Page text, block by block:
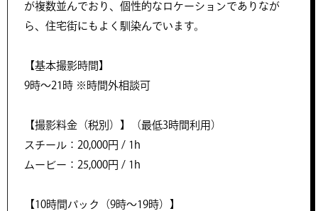
が複数並んでおり、個性的なロケーションでありなが
ら、住宅街にもよく馴染んでいます。
【基本撮影時間】
9時〜21時 ※時間外相談可
【撮影料金（税別）】（最低3時間利用）
スチール：20,000円 / 1h
ムービー：25,000円 / 1h
【10時間パック（9時〜19時）】